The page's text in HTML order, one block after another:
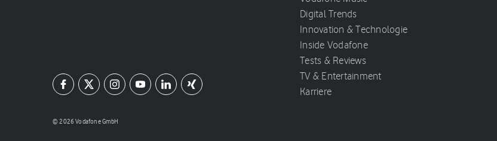
Digital Trends
Innovation & Technologie
Inside Vodafone
Tests & Reviews
TV & Entertainment
Karriere
© 2026 Vodafone GmbH